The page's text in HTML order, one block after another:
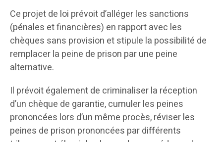
Ce projet de loi prévoit d’alléger les sanctions
(pénales et financières) en rapport avec les
chèques sans provision et stipule la possibilité de
remplacer la peine de prison par une peine
alternative.
Il prévoit également de criminaliser la réception
d’un chèque de garantie, cumuler les peines
prononcées lors d’un même procès, réviser les
peines de prison prononcées par différents